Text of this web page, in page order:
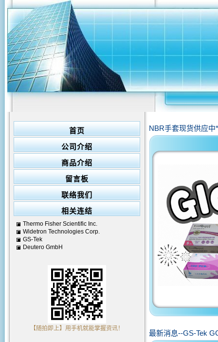
NBR手套现货供应
最新消息--GS-Tek
首页
公司介绍
商品介绍
留言板
联络我们
相关连结
Thermo Fisher Scientific Inc.
Widetron Technologies Corp.
GS-Tek
Deutero GmbH
【随拍即上】用手机就能掌握资讯！